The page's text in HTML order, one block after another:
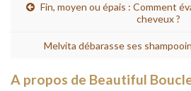
Fin, moyen ou épais : Comment
cheveux ?
Melvita débarasse ses
A propos de Beautiful